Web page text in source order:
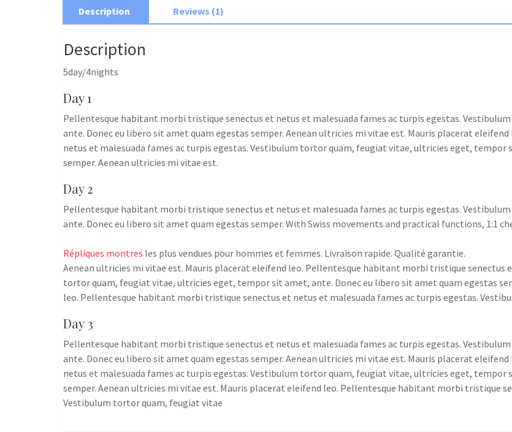
Description Reviews (1)
Description
5day/4nights
Day 1
Pellentesque habitant morbi tristique senectus et netus et malesuada fames ac turpis egestas.
ante. Donec eu libero sit amet quam egestas semper. Aenean ultricies mi vitae est. Mauris placerat
netus et malesuada fames ac turpis egestas. Vestibulum tortor quam, feugiat vitae, ultricies eget, tempor
semper. Aenean ultricies mi vitae est.
Day 2
Pellentesque habitant morbi tristique senectus et netus et malesuada fames ac turpis egestas.
ante. Donec eu libero sit amet quam egestas semper. With Swiss movements and practical functions, 1:1
Répliques montres les plus vendues pour hommes et femmes. Livraison rapide. Qualité garantie.
Aenean ultricies mi vitae est. Mauris placerat eleifend leo. Pellentesque habitant morbi tristique senectus
tortor quam, feugiat vitae, ultricies eget, tempor sit amet, ante. Donec eu libero sit amet quam egestas
leo. Pellentesque habitant morbi tristique senectus et netus et malesuada fames ac turpis egestas.
Day 3
Pellentesque habitant morbi tristique senectus et netus et malesuada fames ac turpis egestas.
ante. Donec eu libero sit amet quam egestas semper. Aenean ultricies mi vitae est. Mauris placerat
netus et malesuada fames ac turpis egestas. Vestibulum tortor quam, feugiat vitae, ultricies eget, tempor
semper. Aenean ultricies mi vitae est. Mauris placerat eleifend leo. Pellentesque habitant morbi tristique
Vestibulum tortor quam, feugiat vitae